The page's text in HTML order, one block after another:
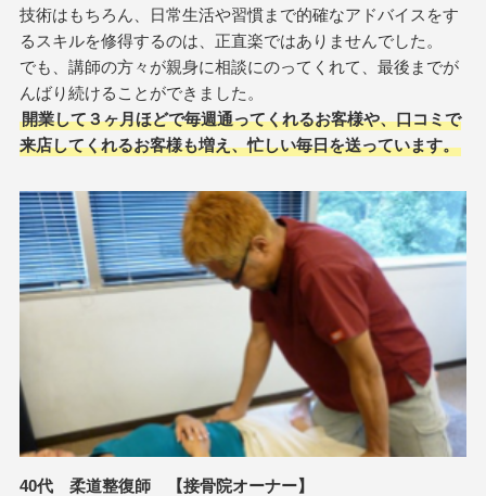
技術はもちろん、日常生活や習慣まで的確なアドバイスをす
るスキルを修得するのは、正直楽ではありませんでした。
でも、講師の方々が親身に相談にのってくれて、最後までが
んばり続けることができました。
開業して３ヶ月ほどで毎週通ってくれるお客様や、口コミで
来店してくれるお客様も増え、忙しい毎日を送っています。
40代 柔道整復師 【接骨院オーナー】